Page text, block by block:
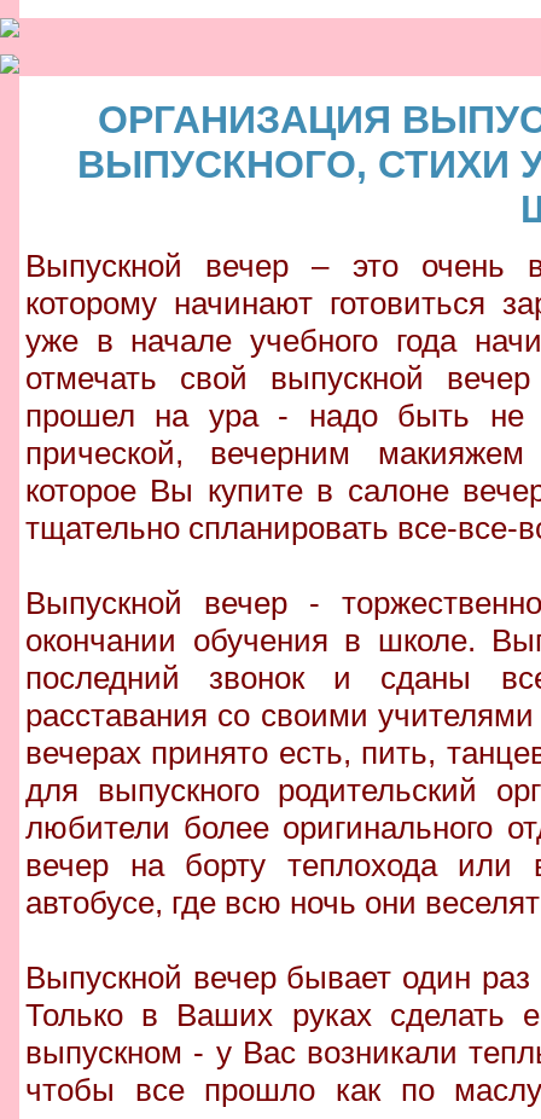
ОРГАНИЗАЦИЯ
ВЫПУСКНОГО, СТИХИ
Выпускной вечер – это очень
которому начинают готовиться
уже в начале учебного года
отмечать свой выпускной
прошел на ура - надо быть не
прической, вечерним
которое Вы купите в салоне
тщательно спланировать все-все-
Выпускной вечер -
окончании обучения в школе.
последний звонок и сданы
расставания со своими
вечерах принято есть, пить,
для выпускного родительский
любители более оригинального
вечер на борту теплохода или
автобусе, где всю ночь они
Выпускной вечер бывает один
Только в Ваших руках сделать
выпускном - у Вас возникали
чтобы все прошло как по